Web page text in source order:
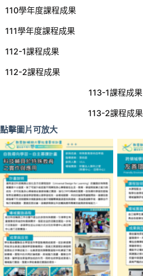
110學年度課程成果
111學年度課程成果
112-1課程成果
112-2課程成果
113-1課程成果
113-2課程成果
點擊圖片可放大